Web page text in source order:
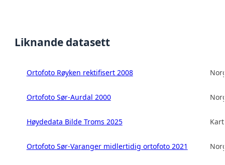
Liknande datasett
Ortofoto Røyken rektifisert 2008
Ortofoto Sør-Aurdal 2000
Høydedata Bilde Troms 2025
Ortofoto Sør-Varanger midlertidig ortofoto 2021